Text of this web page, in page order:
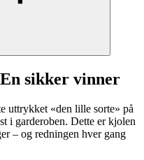
sikker vinner
uttrykket «den lille sorte» på
i garderoben. Dette er kjolen
– og redningen hver gang